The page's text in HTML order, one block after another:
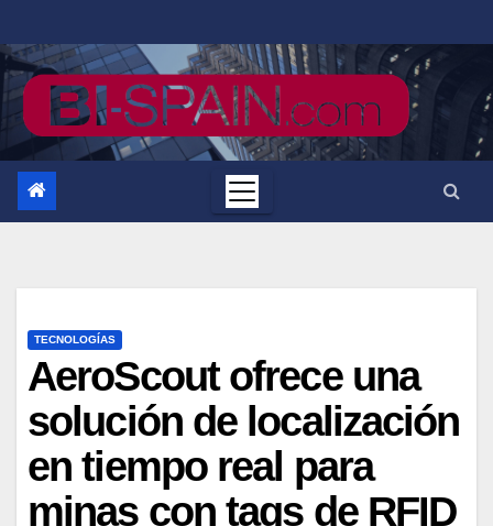
al
contenido
TECNOLOGÍAS
AeroScout ofrece una
solución de localización
en tiempo real para
minas con tags de RFID